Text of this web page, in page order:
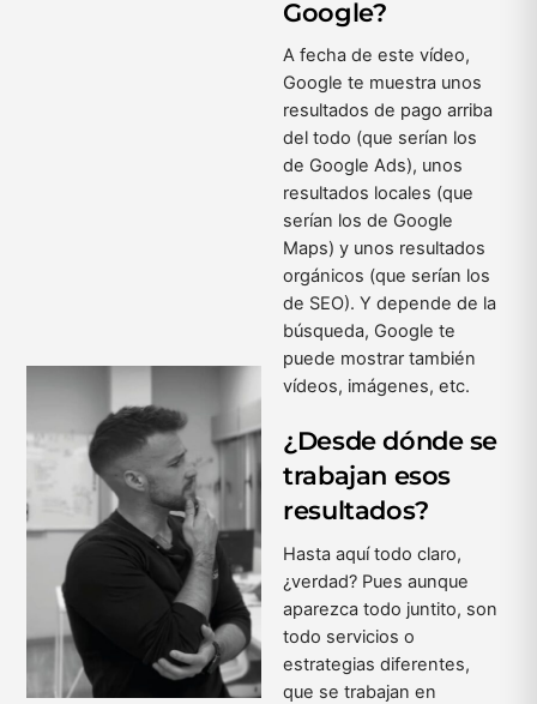
Google?
A fecha de este vídeo,
Google te muestra unos
resultados de pago arriba
del todo (que serían los
de Google Ads), unos
resultados locales (que
serían los de Google
Maps) y unos resultados
orgánicos (que serían los
de SEO). Y depende de la
búsqueda, Google te
puede mostrar también
vídeos, imágenes, etc.
¿Desde dónde se
trabajan esos
resultados?
Hasta aquí todo claro,
¿verdad? Pues aunque
aparezca todo juntito, son
todo servicios o
estrategias diferentes,
que se trabajan en